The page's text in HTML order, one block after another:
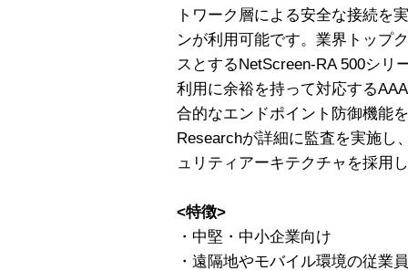
トワーク層による安全な接続を
ンが利用可能です。業界トップ
スとするNetScreen-RA 500シリ
利用に余裕を持って対応する
合的なエンドポイント防御機能
Researchが詳細に監査を実施し
ュリティアーキテクチャを採用
<特徴>
・中堅・中小企業向け
・遠隔地やモバイル環境の従業